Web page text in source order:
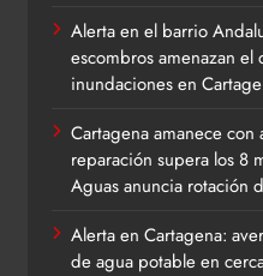
Alerta en el barrio
escombros amenazan
inundaciones en
Cartagena amanece
reparación supera los 8
Aguas anuncia rotación
Alerta en Cartagena:
de agua potable en